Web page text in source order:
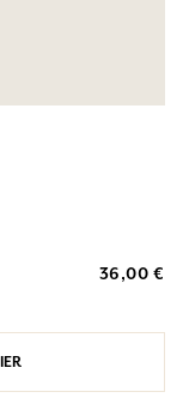
36,00 €